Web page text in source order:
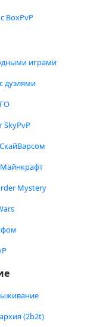
BoxPvP
играми
дуэлями
Майнкрафт
Mystery
(2b2t)